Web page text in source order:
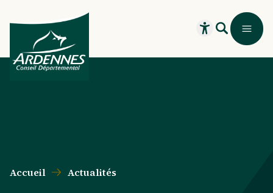
Recherche
Ouvrir leMenu
Accueil Actualités